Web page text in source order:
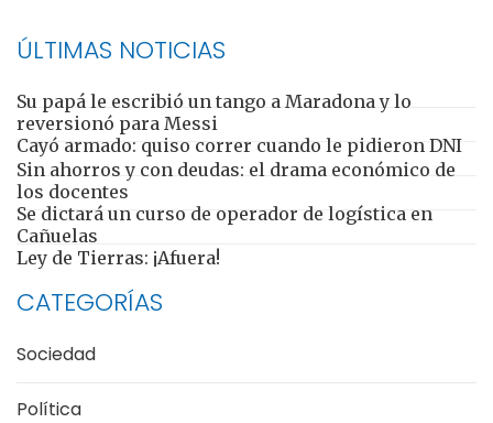
ÚLTIMAS NOTICIAS
Su papá le escribió un tango a Maradona y lo
reversionó para Messi
Cayó armado: quiso correr cuando le pidieron DNI
Sin ahorros y con deudas: el drama económico de
los docentes
Se dictará un curso de operador de logística en
Cañuelas
Ley de Tierras: ¡Afuera!
CATEGORÍAS
Sociedad
Política